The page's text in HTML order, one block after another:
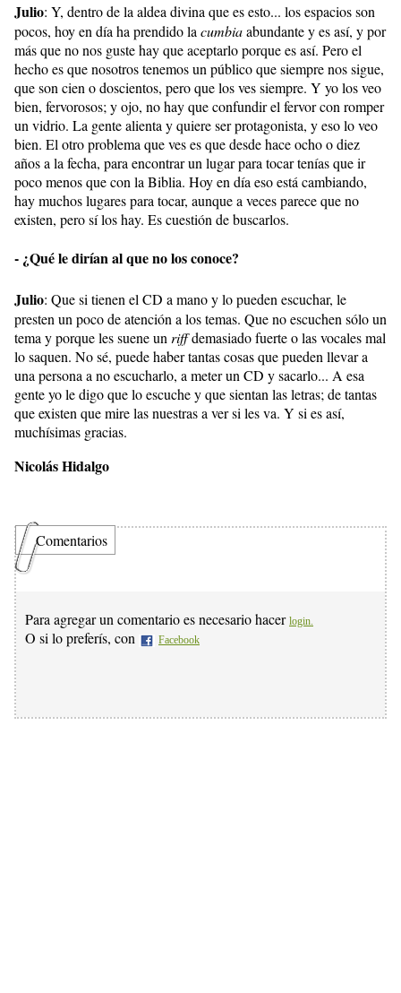
Julio: Y, dentro de la aldea divina que es esto... los espacios son
pocos, hoy en día ha prendido lacumbiaabundante y es así, y por
más que no nos guste hay que aceptarlo porque es así. Pero el
hecho es que nosotros tenemos un público que siempre nos sigue,
que son cien o doscientos, pero que los ves siempre. Y yo los veo
bien, fervorosos; y ojo, no hay que confundir el fervor con romper
un vidrio. La gente alienta y quiere ser protagonista, y eso lo veo
bien. El otro problema que ves es que desde hace ocho o diez
años a la fecha, para encontrar un lugar para tocar tenías que ir
poco menos que con la Biblia. Hoy en día eso está cambiando,
hay muchos lugares para tocar, aunque a veces parece que no
existen, pero sí los hay. Es cuestión de buscarlos.
- ¿Qué le dirían al que no los conoce?
Julio: Que si tienen el CD a mano y lo pueden escuchar, le
presten un poco de atención a los temas. Que no escuchen sólo un
tema y porque les suene unriffdemasiado fuerte o las vocales mal
lo saquen. No sé, puede haber tantas cosas que pueden llevar a
una persona a no escucharlo, a meter un CD y sacarlo... A esa
gente yo le digo que lo escuche y que sientan las letras; de tantas
que existen que mire las nuestras a ver si les va. Y si es así,
muchísimas gracias.
Nicolás Hidalgo
Comentarios
Para agregar un comentario es necesario hacer login.
O si lo preferís, con Facebook